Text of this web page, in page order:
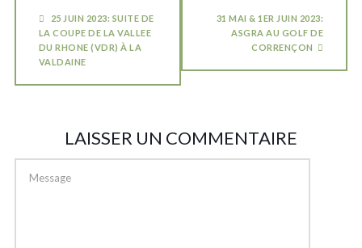
25 JUIN 2023: SUITE DE
LA COUPE DE LA VALLEE
DU RHONE (VDR) À LA
VALDAINE
31 MAI & 1ER JUIN 2023:
ASGRA AU GOLF DE
CORRENÇON
LAISSER UN COMMENTAIRE